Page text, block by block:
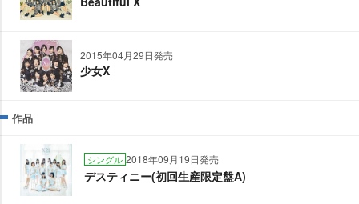
2015年04月29日発売
少女X
作品
シングル 2018年09月19日発売
デスティニー(初回生産限定盤A)